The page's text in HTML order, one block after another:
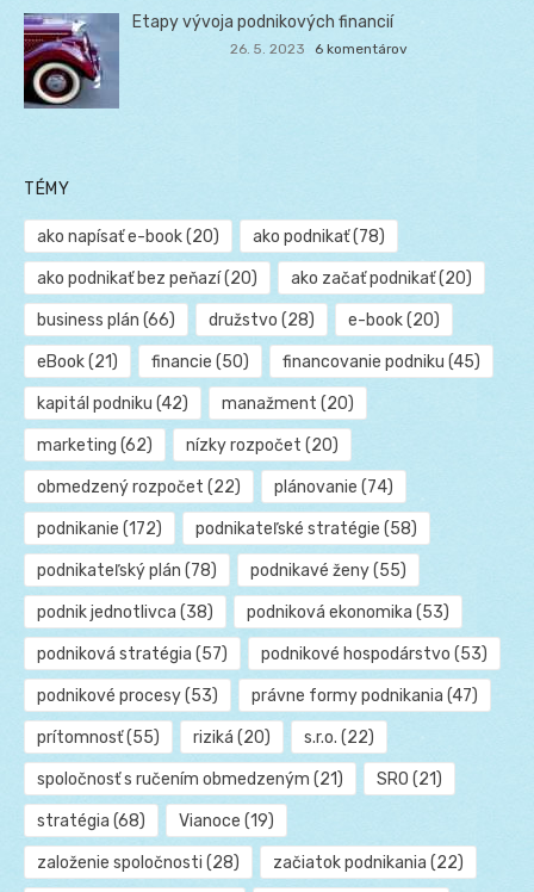
Etapy vývoja podnikových financií
26. 5. 2023 6 komentárov
TÉMY
ako napísať e-book(20) ako podnikať(78)
ako podnikať bez peňazí(20) ako začať podnikať(20)
business plán (66) družstvo (28) e-book(20)
eBook(21) financie (50) financovanie podniku (45)
kapitál podniku (42) manažment (20)
marketing (62) nízky rozpočet (20)
obmedzený rozpočet (22) plánovanie (74)
podnikanie (172) podnikateľské stratégie (58)
podnikateľský plán (78) podnikavé ženy(55)
podnik jednotlivca (38) podniková ekonomika (53)
podniková stratégia (57) podnikové hospodárstvo (53)
podnikové procesy(53) právne formy podnikania (47)
prítomnosť(55) riziká (20) s.r.o. (22)
spoločnosť s ručením obmedzeným (21) SRO (21)
stratégia (68) Vianoce (19)
založenie spoločnosti (28) začiatok podnikania (22)